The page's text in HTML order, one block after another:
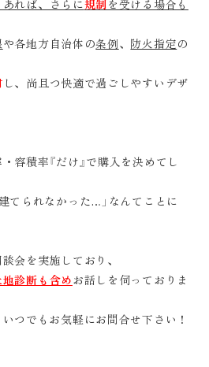
れば、さらに規制を受ける場合も
や各地方自治体の条例、 防火指定の
し、尚且つ快適で過ごしやすいデザ
容積率『だけ』で購入を決めてし
てられなかった … 」なんてことに
会を実施しており、
地診断も含めお話しを伺っておりま
つでもお気軽にお問合せ下さい！